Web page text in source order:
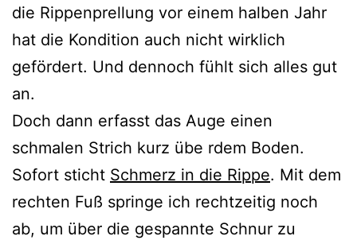
die Rippenprellung vor einem halben Jahr
hat die Kondition auch nicht wirklich
gefördert. Und dennoch fühlt sich alles gut
an.
Doch dann erfasst das Auge einen
schmalen Strich kurz übe rdem Boden.
Sofort sticht Schmerz in die Rippe. Mit dem
rechten Fuß springe ich rechtzeitig noch
ab, um über die gespannte Schnur zu